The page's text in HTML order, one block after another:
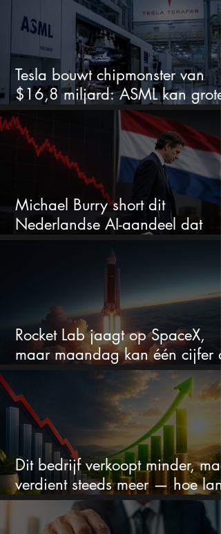
Tesla bouwt chipmonster van
$16,8 miljard: ASML kan grote
winnaar worden
Michael Burry short dit
Nederlandse AI-aandeel dat
Rocket Lab jaagt op SpaceX,
maar maandag kan één cijfer
droom doorprikken?
Dit bedrijf verkoopt minder,
verdient steeds meer — hoe
kan dit sprookje doorgaan?